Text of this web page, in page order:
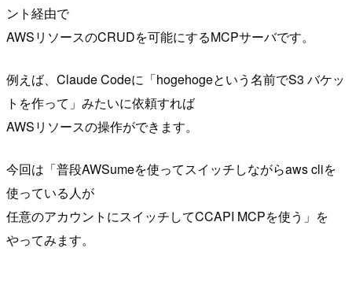
ント経由で
AWSリソースのCRUDを可能にするMCPサーバです。
例えば、Claude Codeに「hogehogeという名前でS3 バケッ
トを作って」みたいに依頼すれば
AWSリソースの操作ができます。
今回は「普段AWSumeを使ってスイッチしながらaws cliを
使っている人が
任意のアカウントにスイッチしてCCAPI MCPを使う」を
やってみます。